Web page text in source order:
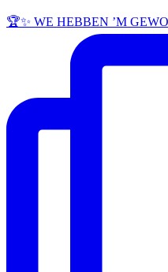
🏆✨ WE HEBBEN ’M